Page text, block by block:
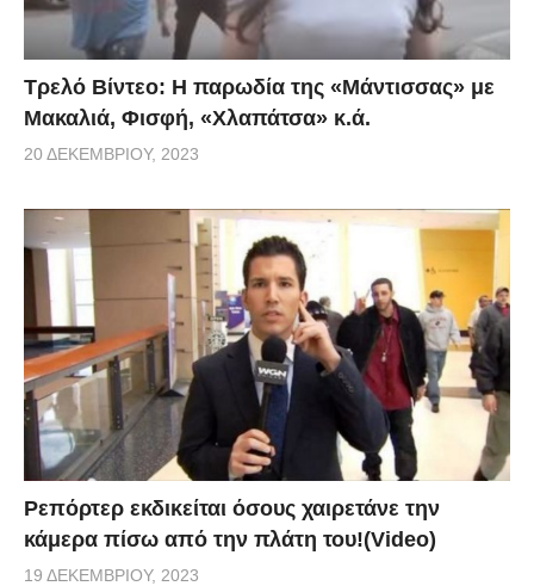
Τρελό Βίντεο: H παρωδία της «Μάντισσας» με
Μακαλιά, Φισφή, «Χλαπάτσα» κ.ά.
20 ΔΕΚΕΜΒΡΊΟΥ, 2023
Ρεπόρτερ εκδικείται όσους χαιρετάνε την
κάμερα πίσω από την πλάτη του!(Video)
19 ΔΕΚΕΜΒΡΊΟΥ, 2023